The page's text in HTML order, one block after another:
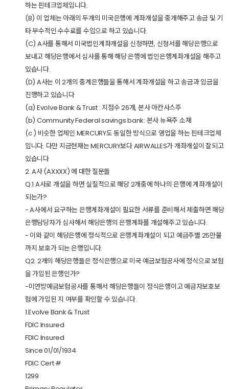
하는 핀테크업체입니다.
(B) 이 업체는 아래의 두개의 미국은행에 계좌개설을 중개해주고 송금 및 기
타 부수적인 수수료를 수입으로 하고 있습니다.
(C) A사를 통해서 미국법인계좌개설을 신청하면, 신청서를 해당은행으로
보내고 해당은행에서 심사를 통해 해당 은행에 법인은행계좌개설을 해주고
있습니다.
(D) A사는 이 2개의 중계은행들을 통해서 계좌개설을 하고 송금과 입금을
진행하고 있습니다
(a) Evolve Bank & Trust : 지점수 26개, 본사 아칸사스주
(b) Community Federal savings bank: 본사 뉴욕주 소재
(c ) 비슷한 업체인 MERCURY도 동일한 방식으로 영업을 하는 핀테크업체
입니다. 다만 지금현재는 MERCURY보다 AIRWALLES가 개좌개설이 잘되고
있습니다
2. A사 (AXXXX) 에 대한 질문들
Q.1 A사로 개설을 하면 실질적으로 해당 2개중에 하나의 은행에 계좌개설이
되는가?
- A사에서 요구하는 은행계좌개설이 필요한 서류를 준비해서 제출하면 해당
은행담당자가 심사해서 해당은행의 은행계좌를 개설해주고 있습니다.
- 이와 같이 해당은행에 정식적으로 은행계좌개설이 되고 예금주별 25만불
까지 보호가 되는 은행입니다.
Q2. 2개의 해당은행들은 정식은행으로 미국 예금보험공사에 정식으로 보험
을 가입된 은행인가?
-미연방예금보험공사를 통해서 해당은행들이 정식은행이고 예금자보호보
험에 가입된 지 여부를 확인할 수 있습니다.
1.Evolve Bank & Trust
FDIC Insured
FDIC Insured
Since 01/01/1934
FDIC Cert #
1299